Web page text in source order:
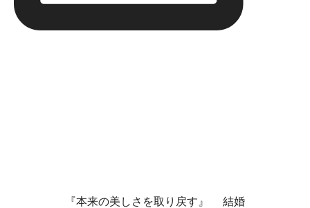
『本来の美しさを取り戻す』 結婚